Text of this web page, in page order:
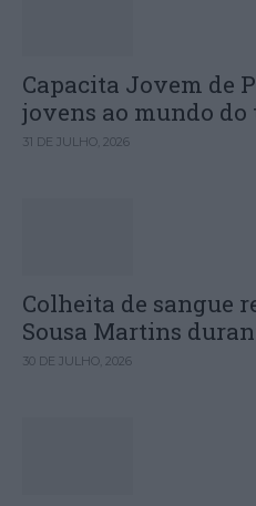
Capacita Jovem de
jovens ao mundo do
31 DE JULHO, 2026
Colheita de sangue
Sousa Martins
30 DE JULHO, 2026